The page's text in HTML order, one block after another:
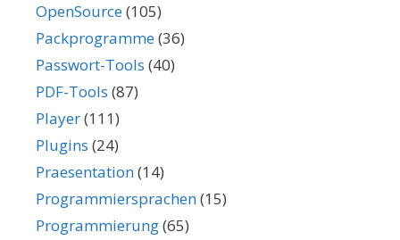
OpenSource(105)
Packprogramme(36)
Passwort-Tools (40)
PDF-Tools (87)
Player(111)
Plugins (24)
Praesentation(14)
Programmiersprachen(15)
Programmierung(65)